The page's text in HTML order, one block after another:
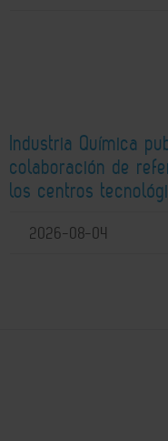
Industria Química
colaboración de
los centros
2026-08-04